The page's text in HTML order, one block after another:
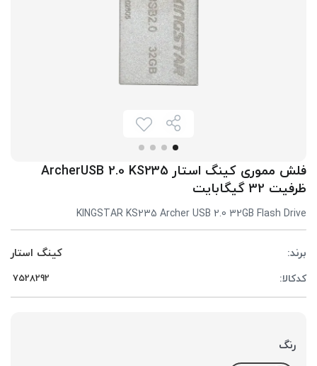
فلش مموری کینگ استار ArcherUSB 2.0 KS235
ظرفیت 32 گیگابایت
KINGSTAR KS235 Archer USB 2.0 32GB Flash Drive
برند: کینگ استار
کدکالا:
رنگ